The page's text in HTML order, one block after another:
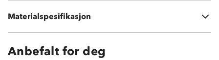
Materialspesifikasjon
100 % polyester
Anbefalt for deg